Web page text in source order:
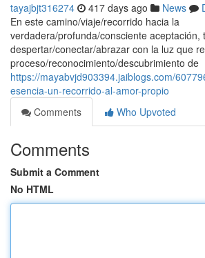
tayajbjt316274 417 days ago News
En este camino/viaje/recorrido hacia la
verdadera/profunda/consciente aceptación,
despertar/conectar/abrazar con la luz que
proceso/reconocimiento/descubrimiento de
https://mayabvjd903394.jaiblogs.com/
esencia-un-recorrido-al-amor-propio
Comments
Who Upvoted
Comments
Submit a Comment
No HTML